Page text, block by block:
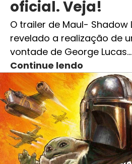
oficial. Veja!
O trailer de Maul- Shadow
revelado a realização de
vontade de George Lucas…
Continue lendo